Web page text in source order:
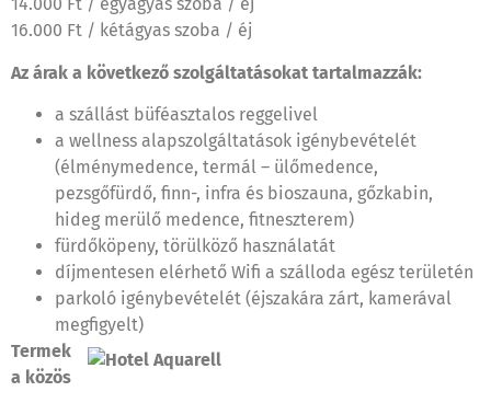
14.000 Ft / egyágyas szoba / éj
16.000 Ft / kétágyas szoba / éj
Az árak a következő szolgáltatásokat tartalmazzák:
a szállást büféasztalos reggelivel
a wellness alapszolgáltatások igénybevételét
(élménymedence, termál – ülőmedence,
pezsgőfürdő, finn-, infra és bioszauna, gőzkabin,
hideg merülő medence, fitneszterem)
fürdőköpeny, törülköző használatát
díjmentesen elérhető Wifi a szálloda egész területén
parkoló igénybevételét (éjszakára zárt, kamerával
megfigyelt)
Termek
a közös